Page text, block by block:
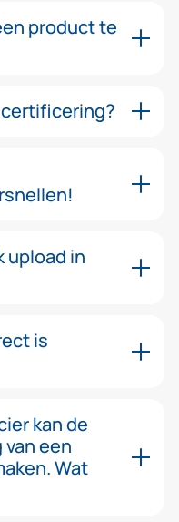
product te
upload in
is
kan de
een
Wat